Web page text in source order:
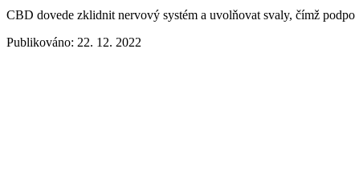
CBD dovede zklidnit nervový systém a uvolňovat svaly, čímž
Publikováno: 22. 12. 2022